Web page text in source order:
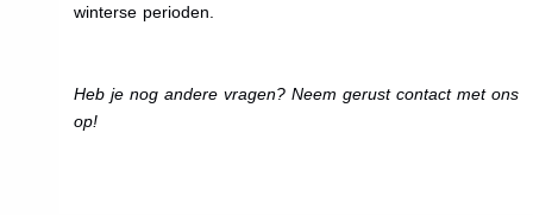
winterse perioden.
Heb je nog andere vragen? Neem gerust contact met ons
op!